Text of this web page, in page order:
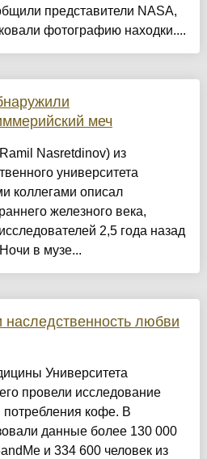
представители NASA,
фотографию находки....
меч
Nasretdinov) из
университета
коллегами описал
железного века,
2,5 года назад
в музе...
любви
Университета
провели исследование
потребления кофе. В
данные более 130 000
и 334 600 человек из